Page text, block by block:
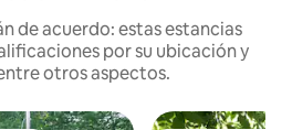
de acuerdo: estas estancias
por su ubicación y
otros aspectos.